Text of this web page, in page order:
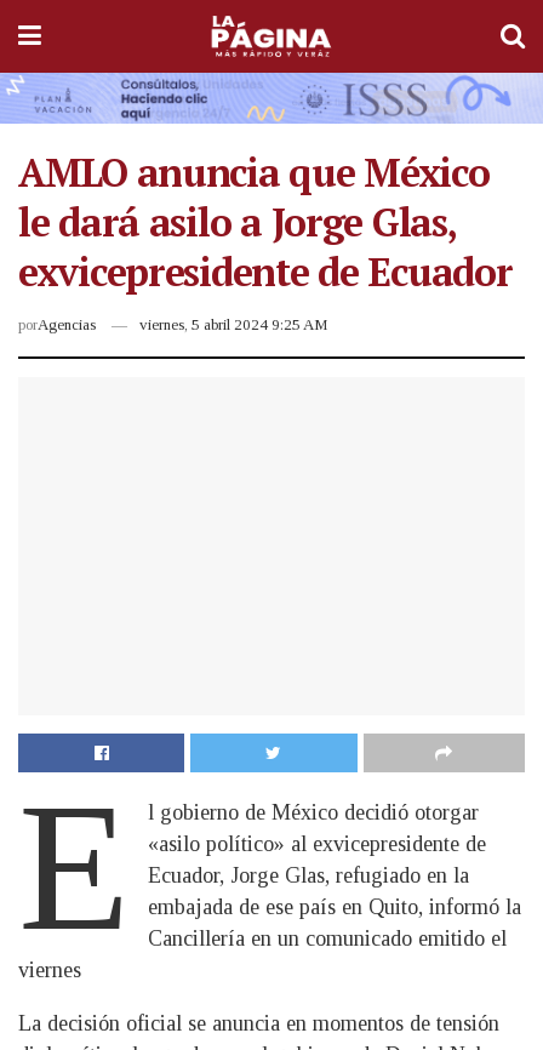
AMLO anuncia que México
le dará asilo a Jorge Glas,
exvicepresidente de Ecuador
porAgencias viernes, 5 abril 2024 9:25 AM
E
l gobierno de México decidió otorgar
«asilo político» al exvicepresidente de
Ecuador, Jorge Glas, refugiado en la
embajada de ese país en Quito, informó la
Cancillería en un comunicado emitido el
viernes
La decisión oficial se anuncia en momentos de tensión